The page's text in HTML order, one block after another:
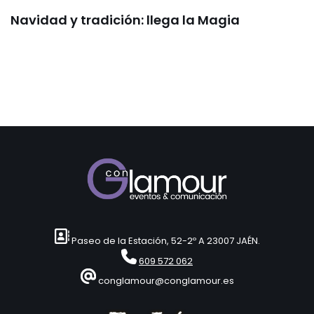
Navidad y tradición: llega la Magia
Paseo de la Estación, 52-2º A 23007 JAÉN.
609 572 062
conglamour@conglamour.es